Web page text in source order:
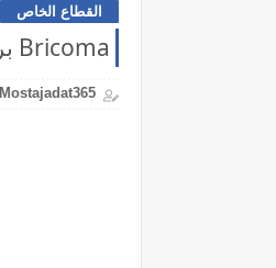
القطاع الخاص
Bricoma بريكوما تعلن توظيف مستشاري المبيعات
Mostajadat365